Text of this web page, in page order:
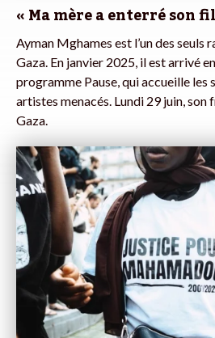
« Ma mère a enterré son
Ayman Mghames est l’un des seuls
Gaza. En janvier 2025, il est arrivé
programme Pause, qui accueille les
artistes menacés. Lundi 29 juin,
Gaza.